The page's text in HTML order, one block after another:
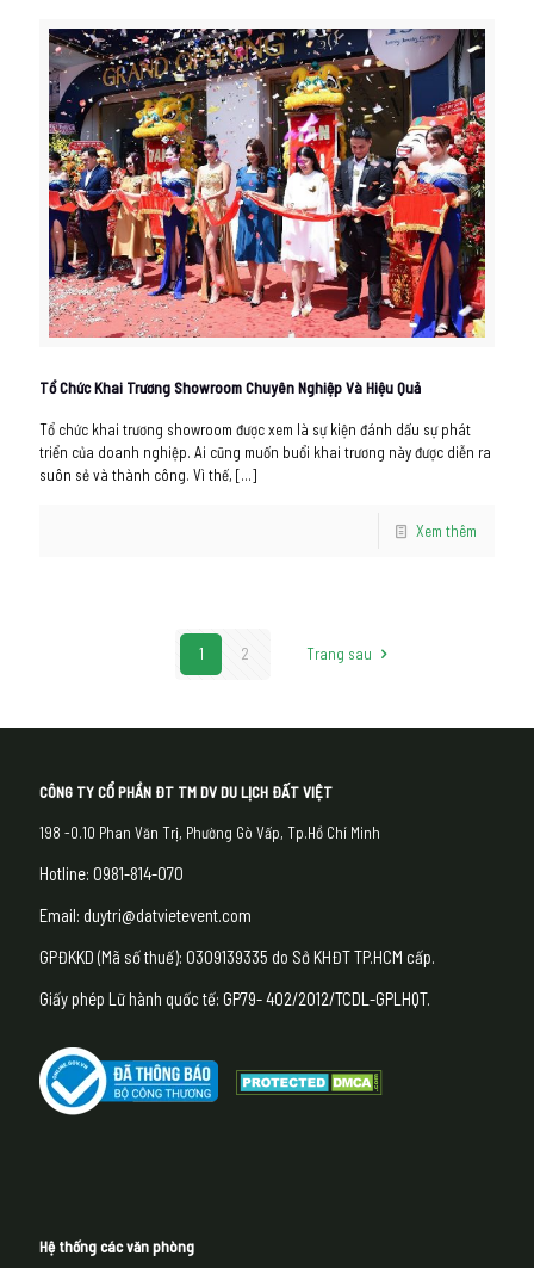
Tổ Chức Khai Trương Showroom Chuyên Nghiệp Và Hiệu Quả
Tổ chức khai trương showroom được xem là sự kiện đánh dấu sự phát
triển của doanh nghiệp. Ai cũng muốn buổi khai trương này được diễn ra
suôn sẻ và thành công. Vì thế, […]
Xem thêm
1 2 Trang sau
CÔNG TY CỔ PHẦN ĐT TM DV DU LỊCH ĐẤT VIỆT
198 -0.10 Phan Văn Trị, Phường Gò Vấp, Tp.Hồ Chí Minh
Hotline: 0981-814-070
Email: duytri@datvietevent.com
GPĐKKD (Mã số thuế): 0309139335 do Sở KHĐT TP.HCM cấp.
Giấy phép Lữ hành quốc tế: GP79- 402/2012/TCDL-GPLHQT.
Hệ thống các văn phòng